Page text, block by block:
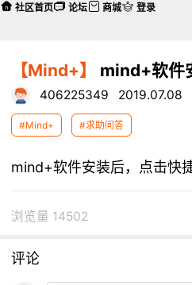
【Mind+】 mind+软件
406225349 2019.07.08
#Mind+ #求助问答
mind+软件安装后，点击快
浏览量 14502
评论
社区首页 论坛 商城 登录